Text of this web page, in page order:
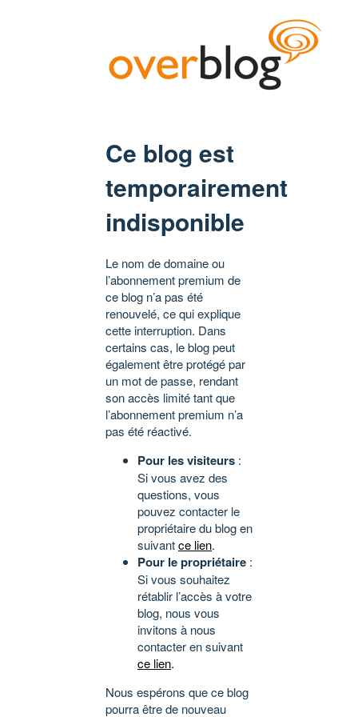
Ce blog est
temporairement
indisponible
Le nom de domaine ou
l’abonnement premium de
ce blog n’a pas été
renouvelé, ce qui explique
cette interruption. Dans
certains cas, le blog peut
également être protégé par
un mot de passe, rendant
son accès limité tant que
l’abonnement premium n’a
pas été réactivé.
Pour les visiteurs :
Si vous avez des
questions, vous
pouvez contacter le
propriétaire du blog en
suivantce lien.
Pour le propriétaire :
Si vous souhaitez
rétablir l’accès à votre
blog, nous vous
invitons à nous
contacter en suivant
ce lien.
Nous espérons que ce blog
pourra être de nouveau